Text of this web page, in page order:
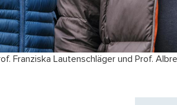
Franziska Lautenschläger und Prof.